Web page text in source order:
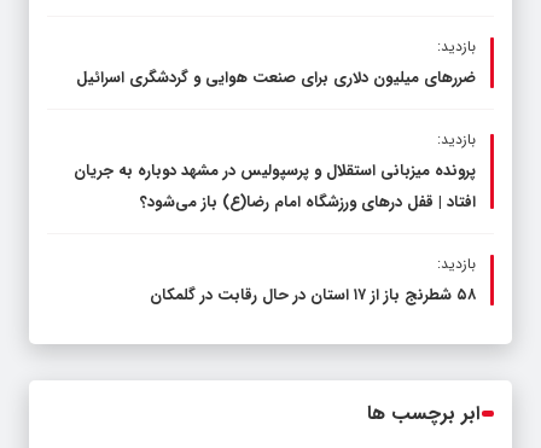
بازدید:
ضررهای میلیون دلاری برای صنعت هوایی و گردشگری اسرائیل
بازدید:
پرونده میزبانی استقلال و پرسپولیس در مشهد دوباره به جریان
افتاد | قفل در‌های ورزشگاه امام رضا(ع) باز می‌شود؟
بازدید:
۵۸ شطرنج‌ باز از ۱۷ استان در حال رقابت در گلمکان
ابر برچسب ها